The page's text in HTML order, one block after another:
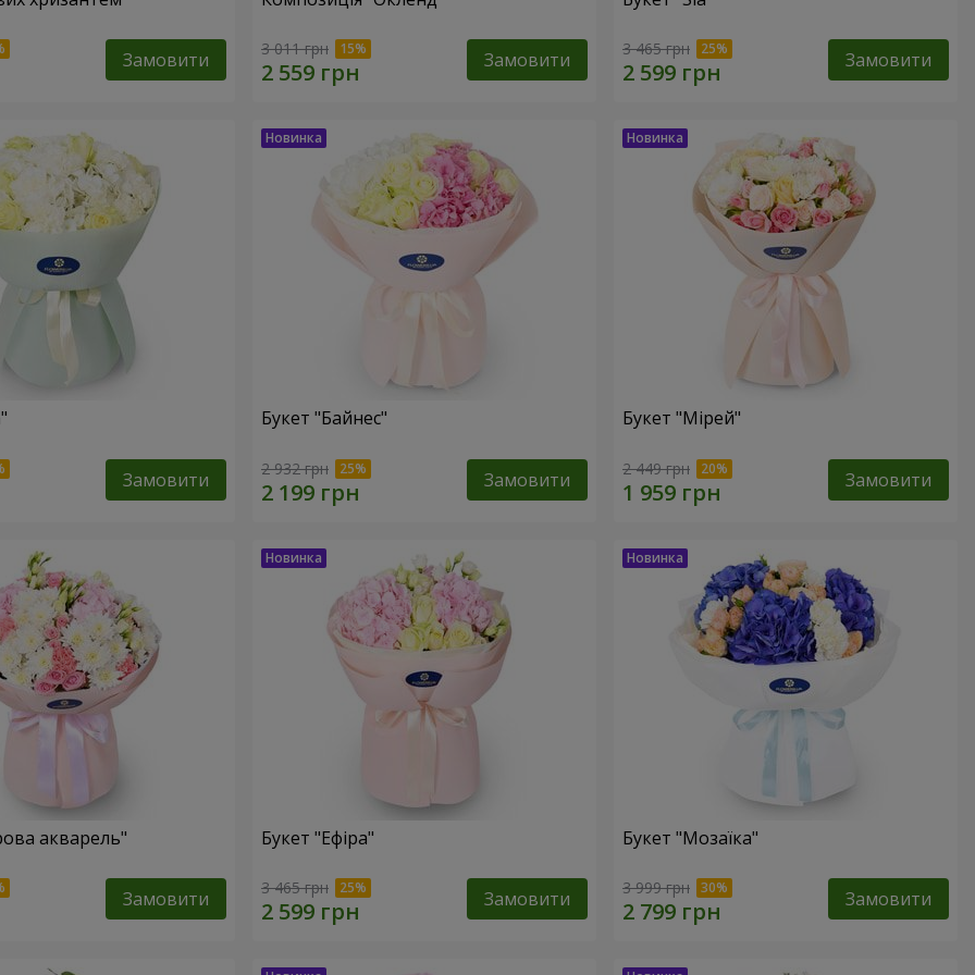
Замовити 3 011 грн Замовити 3 465 грн Замовити
Замовити
Букет "Байнес"
2 932 грн Замовити
Букет "Мірей"
2 449 грн Замовити
акварель"
Замовити
Букет "Ефіра"
3 465 грн Замовити
Букет "Мозаїка"
3 999 грн Замовити